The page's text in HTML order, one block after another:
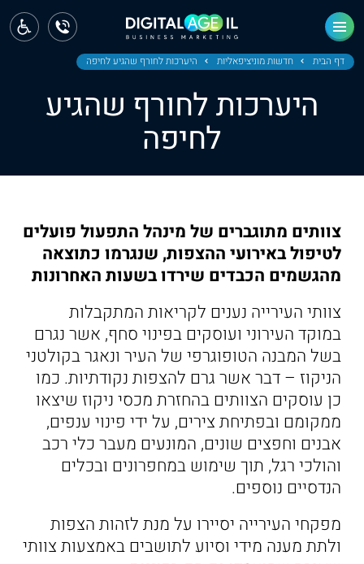
דף הבית חדשות מוניציפאליות היערכות לחורף שהגיע לחיפה
היערכות לחורף שהגיע
לחיפה
צוותים מתוגברים של מינהל התפעול פועלים
לטיפול באירועי ההצפות, שנגרמו כתוצאה
מהגשמים הכבדים שירדו בשעות האחרונות
צוותי העירייה נענים לקריאות המתקבלות
במוקד העירוני ועוסקים בפינוי סחף, אשר נגרם
בשל המבנה הטופוגרפי של העיר ונאגר בקולטני
הניקוז – דבר אשר גרם להצפות נקודתיות. כמו
כן עוסקים הצוותים בהחזרת מכסי ניקוז שיצאו
ממקומם ובפתיחת צירים, על ידי פינוי ענפים,
אבנים וחפצים שונים, המונעים מעבר כלי רכב
והולכי רגל, תוך שימוש במחפרונים ובכלים
הנדסיים נוספים.
מפקחי העירייה יסיירו על מנת לזהות הצפות
ולתת מענה מידי וסיוע לתושבים באמצעות צוותי
ראשי
חדשות
מחוז צפון
מחוז חיפה
מחוז מרכז
ירושלים
תל אביב